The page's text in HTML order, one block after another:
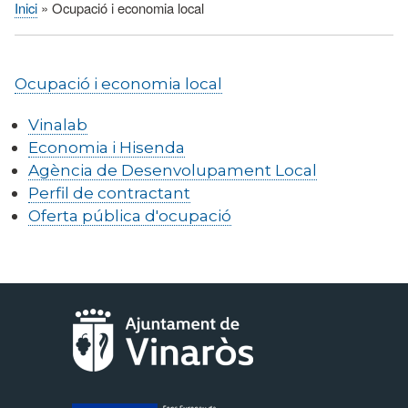
Fil
Inici Ocupació i economia local
Ocupació i economia local
Vinalab
Economia i Hisenda
Agència de Desenvolupament Local
Perfil de contractant
Oferta pública d'ocupació